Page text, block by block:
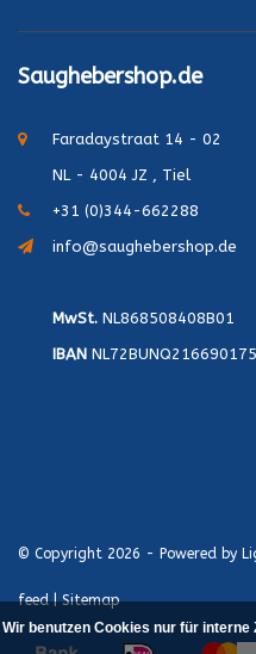
Saughebershop.de
Faradaystraat 14 - 02
NL - 4004 JZ , Tiel
+31 (0)344-662288
info@saughebershop.de
MwSt. NL868508408B01
IBAN
© Copyright 2026 - Powered by
feed|Sitemap
Wir benutzen Cookies nur für